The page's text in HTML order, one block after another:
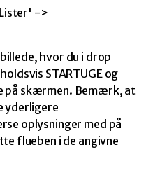
->
hvor du i drop
STARTUGE og
på skærmen. Bemærk, at
yderligere
oplysninger med på
flueben i de angivne